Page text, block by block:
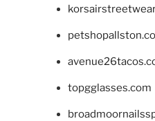
topgglasses.com